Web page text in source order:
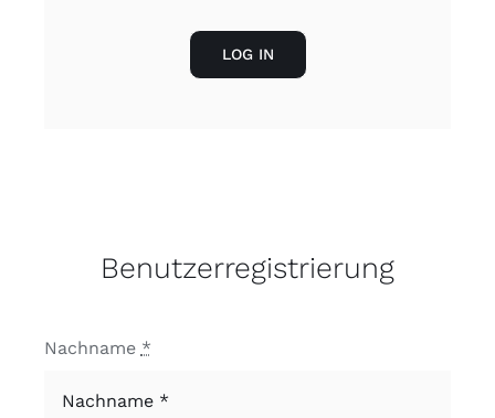
LOG IN
Benutzerregistrierung
Nachname *